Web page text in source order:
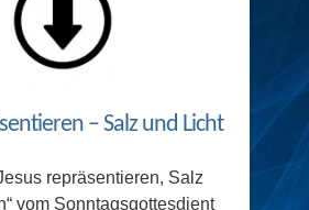
– Salz und Licht
repräsentieren, Salz
vom Sonntagsgottesdient